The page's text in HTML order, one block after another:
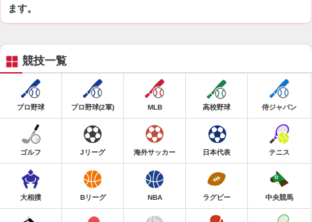
ます。
競技一覧
プロ野球 プロ野球(2軍) MLB 高校野球 侍ジャパン
ゴルフ Jリーグ 海外サッカー 日本代表 テニス
大相撲 Bリーグ NBA ラグビー 中央競馬